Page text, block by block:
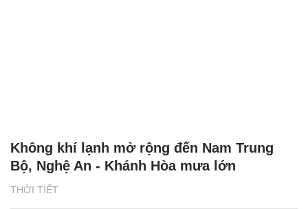
THỜI TIẾT
Không khí lạnh mở rộng đến Nam Trung
Bộ, Nghệ An - Khánh Hòa mưa lớn